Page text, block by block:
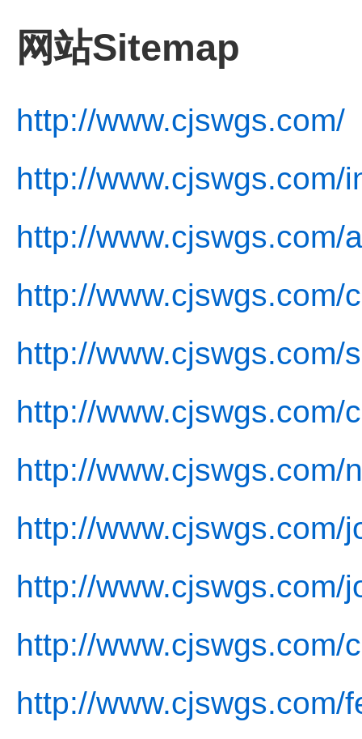
网站Sitemap
http://www.cjswgs.com/
http://www.cjswgs.com/
http://www.cjswgs.com/
http://www.cjswgs.com/
http://www.cjswgs.com/
http://www.cjswgs.com/
http://www.cjswgs.com/
http://www.cjswgs.com/
http://www.cjswgs.com/
http://www.cjswgs.com/
http://www.cjswgs.com/